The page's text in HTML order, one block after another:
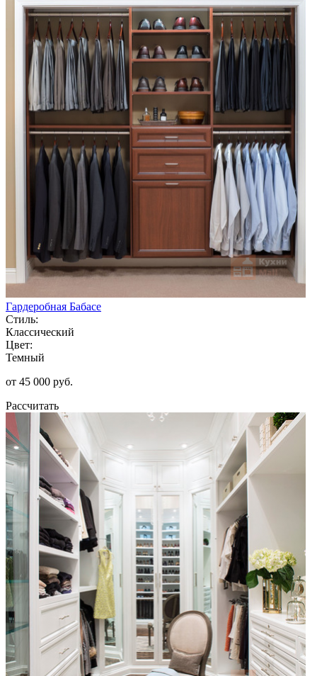
Гардеробная Бабасе
Стиль:
Классический
Цвет:
Темный
от 45 000 руб.
Рассчитать